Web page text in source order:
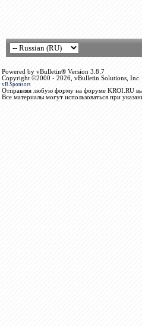
Powered by vBulletin® Version 3.8.7
Copyright ©2000 - 2026, vBulletin Solutions, Inc.
vB.Sponsors
Отправляя любую форму на форуме KROI.RU вы
Все материалы могут использоваться при